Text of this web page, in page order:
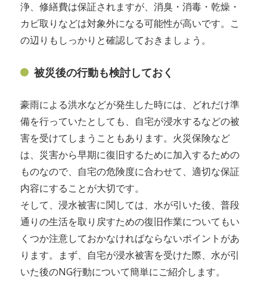
浄、修繕費は保証されますが、消臭・消毒・乾燥・
カビ取りなどは対象外になる可能性が高いです。こ
の辺りもしっかりと確認しておきましょう。
被災後の行動も検討しておく
豪雨による洪水などが発生した時には、どれだけ準
備を行っていたとしても、自宅が浸水するなどの被
害を受けてしまうこともあります。火災保険など
は、災害から早期に復旧するために加入するための
ものなので、自宅の危険度に合わせて、適切な保証
内容にすることが大切です。
そして、浸水被害に関しては、水が引いた後、普段
通りの生活を取り戻すための復旧作業についてもい
くつか注意しておかなければならないポイントがあ
ります。まず、自宅が浸水被害を受けた際、水が引
いた後のNG行動について簡単にご紹介します。